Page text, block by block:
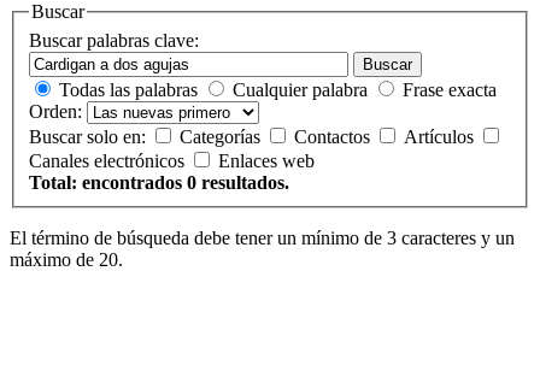
Buscar
Buscar palabras clave:
Buscar
Todas las palabras Cualquier palabra
Frase exacta
Orden:
Buscar solo en:
Categorías Contactos
Artículos
Canales electrónicos
Enlaces web
Total: encontrados 0 resultados.
El término de búsqueda debe tener un mínimo de 3 caracteres y un
máximo de 20.